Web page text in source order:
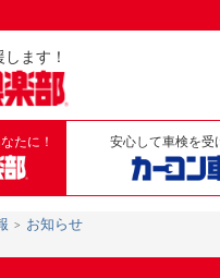
ます！
たに！ 安心して車検を受
お知らせ